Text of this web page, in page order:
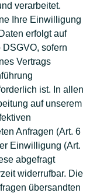
verarbeitet.
Ihre Einwilligung
erfolgt auf
DSGVO, sofern
Vertrags
ist. In allen
auf unserem
Anfragen (Art. 6
Einwilligung (Art.
abgefragt
widerrufbar. Die
übersandten